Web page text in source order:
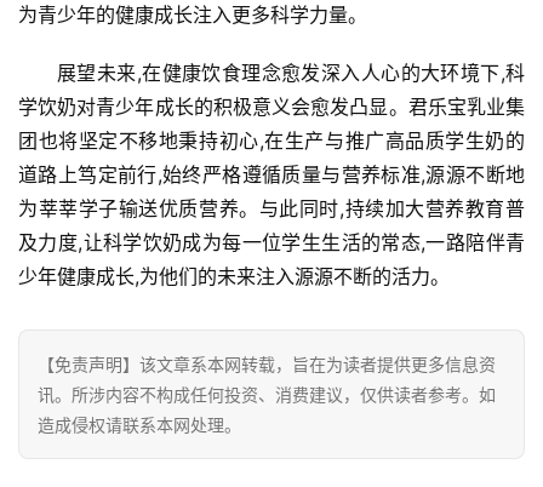
教
育
专
题
新
能
登录 注册
为青少年的健康成长注入更多科学力量。
展望未来,在健康饮食理念愈发深入人心的大环境下,科
学饮奶对青少年成长的积极意义会愈发凸显。君乐宝乳业集
团也将坚定不移地秉持初心,在生产与推广高品质学生奶的
道路上笃定前行,始终严格遵循质量与营养标准,源源不断地
为莘莘学子输送优质营养。与此同时,持续加大营养教育普
及力度,让科学饮奶成为每一位学生生活的常态,一路陪伴青
少年健康成长,为他们的未来注入源源不断的活力。
【免责声明】该文章系本网转载，旨在为读者提供更多信息资
讯。所涉内容不构成任何投资、消费建议，仅供读者参考。如
造成侵权请联系本网处理。